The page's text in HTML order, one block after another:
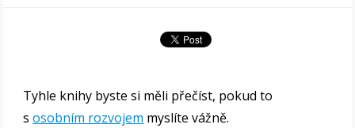
Tyhle knihy byste si měli přečíst, pokud to
sosobním rozvojem myslíte vážně.